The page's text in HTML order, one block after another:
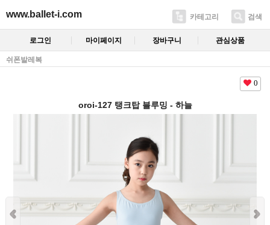
www.ballet-i.com 카테고리 검색
로그인 마이페이지 장바구니 관심상품
쉬폰발레복
0
oroi-127 탱크탑 블루밍 - 하늘